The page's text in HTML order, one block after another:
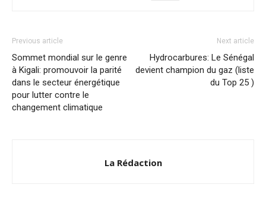
Previous article
Sommet mondial sur le genre
à Kigali: promouvoir la parité
dans le secteur énergétique
pour lutter contre le
changement climatique
Next article
Hydrocarbures: Le Sénégal
devient champion du gaz (liste
du Top 25 )
La Rédaction